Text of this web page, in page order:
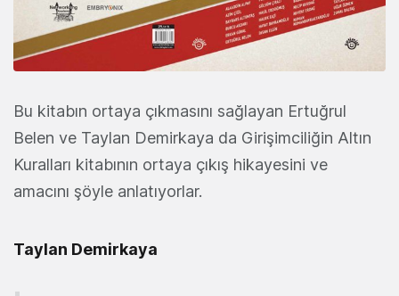
Bu kitabın ortaya çıkmasını sağlayan Ertuğrul
Belen ve Taylan Demirkaya da Girişimciliğin Altın
Kuralları kitabının ortaya çıkış hikayesini ve
amacını şöyle anlatıyorlar.
Taylan Demirkaya